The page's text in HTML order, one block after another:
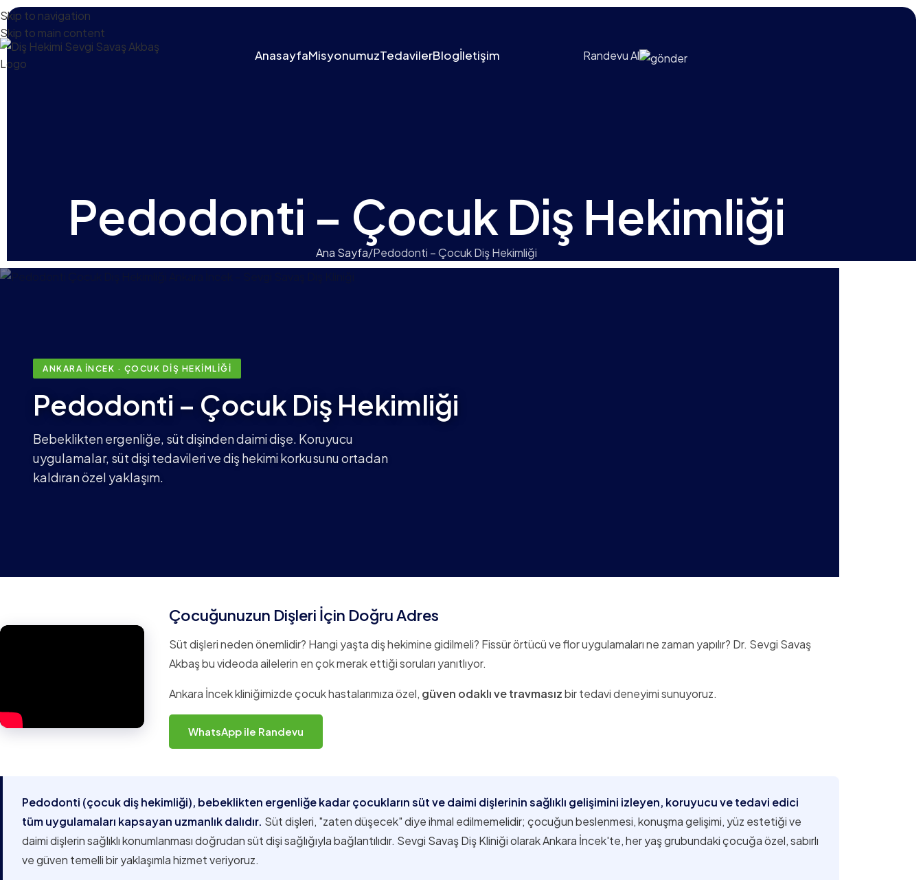
Skip to navigation
Skip to main content
AnasayfaMisyonumuzTedavilerBlogİletişim Randevu Al
Pedodonti – Çocuk Diş Hekimliği
Ana Sayfa Pedodonti – Çocuk Diş Hekimliği
ANKARA İNCEK · ÇOCUK DIŞ HEKIMLIĞI
Pedodonti – Çocuk Diş Hekimliği
Bebeklikten ergenliğe, süt dişinden daimi dişe. Koruyucu
uygulamalar, süt dişi tedavileri ve diş hekimi korkusunu ortadan
kaldıran özel yaklaşım.
Çocuğunuzun Dişleri İçin Doğru Adres
Süt dişleri neden önemlidir? Hangi yaşta diş hekimine gidilmeli? Fissür örtücü ve flor uygulamaları ne zaman yapılır? Dr. Sevgi Savaş
Akbaş bu videoda ailelerin en çok merak ettiği soruları yanıtlıyor.
Ankara İncek kliniğimizde çocuk hastalarımıza özel, güven odaklı ve travmasızbir tedavi deneyimi sunuyoruz.
WhatsApp ile Randevu
Pedodonti (çocuk diş hekimliği), bebeklikten ergenliğe kadar çocukların süt ve daimi dişlerinin sağlıklı gelişimini izleyen, koruyucu ve tedavi edici
tüm uygulamaları kapsayan uzmanlık dalıdır. Süt dişleri, "zaten düşecek" diye ihmal edilmemelidir; çocuğun beslenmesi, konuşma gelişimi, yüz estetiği ve
daimi dişlerin sağlıklı konumlanması doğrudan süt dişi sağlığıyla bağlantılıdır. Sevgi Savaş Diş Kliniği olarak Ankara İncek'te, her yaş grubundaki çocuğa özel, sabırlı
ve güven temelli bir yaklaşımla hizmet veriyoruz.